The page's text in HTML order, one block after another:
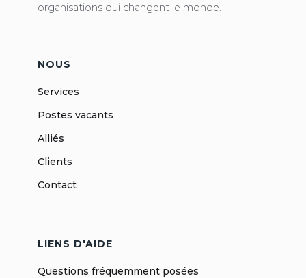
organisations qui changent le monde.
NOUS
Services
Postes vacants
Alliés
Clients
Contact
LIENS D'AIDE
Questions fréquemment posées